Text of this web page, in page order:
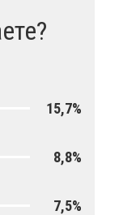
15,7%
8,8%
7,5%